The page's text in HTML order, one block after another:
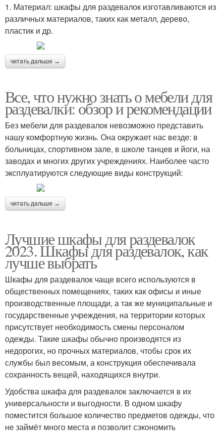
1. Материал: шкафы для раздевалок изготавливаются из
различных материалов, таких как металл, дерево,
пластик и др.
читать дальше →
Все, что нужно знать о мебели для
раздевалки: обзор и рекомендации
Без мебели для раздевалок невозможно представить
нашу комфортную жизнь. Она окружает нас везде: в
больницах, спортивном зале, в школе танцев и йоги, на
заводах и многих других учреждениях. Наиболее часто
эксплуатируются следующие виды конструкций:
читать дальше →
Лучшие шкафы для раздевалок
2023. Шкафы для раздевалок, как
лучше выбрать
Шкафы для раздевалок чаще всего используются в
общественных помещениях, таких как офисы и иные
производственные площади, а так же муниципальные и
государственные учреждения, на территории которых
присутствует необходимость смены персоналом
одежды. Такие шкафы обычно производятся из
недорогих, но прочных материалов, чтобы срок их
службы был весомым, а конструкция обеспечивала
сохранность вещей, находящихся внутри.
Удобства шкафа для раздевалок заключается в их
универсальности и выгодности. В одном шкафу
поместится большое количество предметов одежды, что
не займёт много места и позволит сэкономить